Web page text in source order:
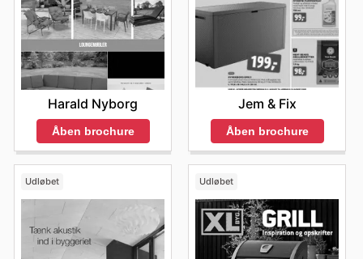
online tilbud i dag.
Harald Nyborg
Åben brochure
Jem & Fix
Åben brochure
Udløbet Udløbet